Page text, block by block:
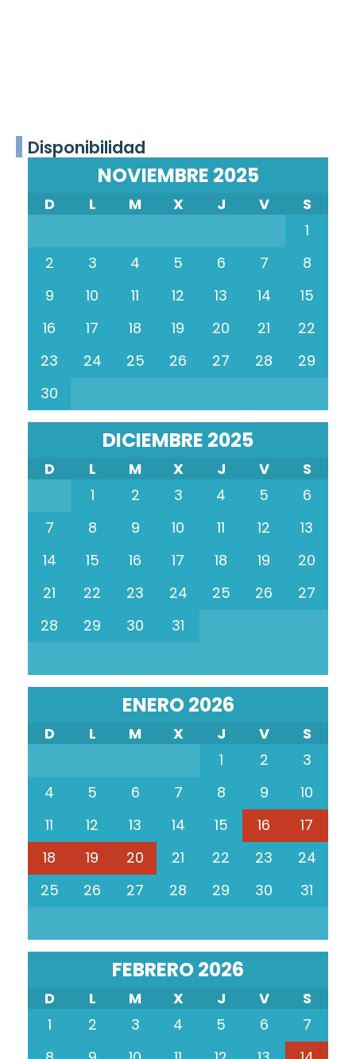
Disponibilidad
NOVIEMBRE 2025
D L M X J V
S
1
2
3 4 5 6 7
8
9
10 11 12 13 14
15
16
17 18 19 20 21
22
23
24 25 26 27 28
29
30
DICIEMBRE 2025
D L M X J V
S
1
2 3 4 5
6
7
8 9 10 11 12
13
14
15 16 17 18 19
20
21
22 23 24 25 26
27
28
29 30 31
ENERO 2026
D L M X J V
S
1
2
3
4
5 6 7 8 9
10
11
12 13 14 15 16
17
18
19 20 21 22 23
24
25
26 27 28 29 30 31
FEBRERO 2026
D L M X J V
S
1
2 3 4 5 6
7